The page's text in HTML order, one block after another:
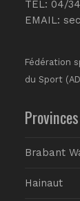
TEL: 04/
EMAIL:
Fédération
du Sport
Provinces
Brabant
Hainaut